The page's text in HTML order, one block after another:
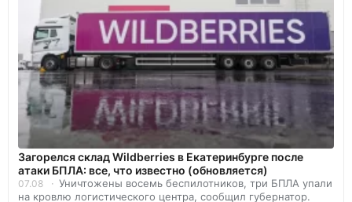
Загорелся склад Wildberries в Екатеринбурге после
атаки БПЛА: все, что известно (обновляется)
07.08
Уничтожены восемь беспилотников, три БПЛА упали
на кровлю логистического центра, сообщил губернатор.